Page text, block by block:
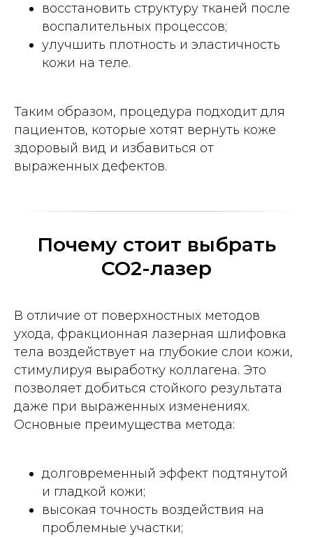
восстановить структуру тканей после
воспалительных процессов;
улучшить плотность и эластичность
кожи на теле.
Таким образом, процедура подходит для
пациентов, которые хотят вернуть коже
здоровый вид и избавиться от
выраженных дефектов.
Почему стоит выбрать
CO2-лазер
В отличие от поверхностных методов
ухода, фракционная лазерная шлифовка
тела воздействует на глубокие слои кожи,
стимулируя выработку коллагена. Это
позволяет добиться стойкого результата
даже при выраженных изменениях.
Основные преимущества метода:
долговременный эффект подтянутой
и гладкой кожи;
высокая точность воздействия на
проблемные участки;